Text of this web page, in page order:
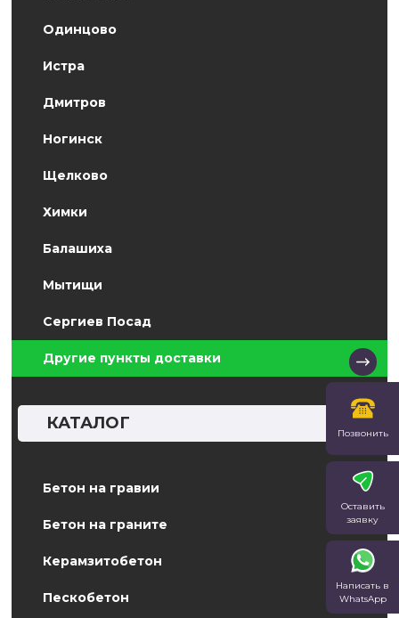
Одинцово
Истра
Дмитров
Ногинск
Щелково
Химки
Балашиха
Мытищи
Сергиев Посад
Другие пункты доставки
КАТАЛОГ
Бетон на гравии
Бетон на граните
Керамзитобетон
Пескобетон
Позвонить
Оставить
заявку
Написать в
WhatsApp